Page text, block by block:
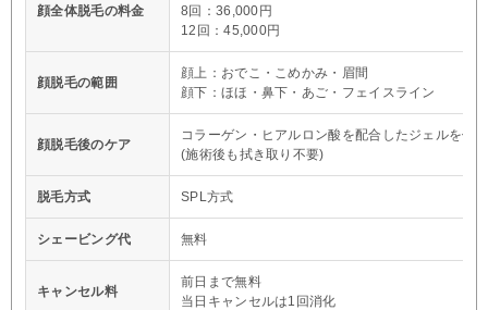
顔全体脱毛の料金
8回：36,000円
12回：45,000円
顔脱毛の範囲
顔上：おでこ・こめかみ・眉間
顔下：ほほ・鼻下・あご・フェイスライン
顔脱毛後のケア
コラーゲン・ヒアルロン酸を配合したジェルを使用
(施術後も拭き取り不要)
脱毛方式 SPL方式
シェービング代 無料
キャンセル料
前日まで無料
当日キャンセルは1回消化